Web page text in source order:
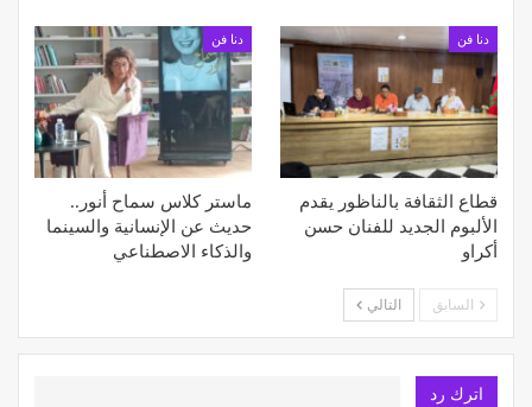
دنا فن
قطاع الثقافة بالناظور يقدم
الألبوم الجديد للفنان حسن
أكراو
دنا فن
ماستر كلاس سماح أنور..
حديث عن الإنسانية والسينما
والذكاء الاصطناعي
السابق التالي
اترك رد